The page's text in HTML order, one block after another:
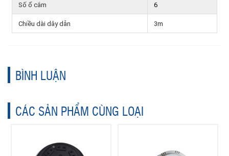
Số ổ cắm 6
Chiều dài dây dẫn 3m
BÌNH LUẬN
CÁC SẢN PHẨM CÙNG LOẠI